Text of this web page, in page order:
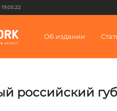
19:05:22
Об издании
российский